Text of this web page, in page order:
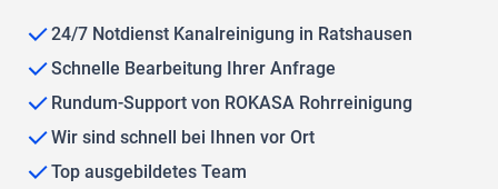
24/7 Notdienst Kanalreinigung in Ratshausen
Schnelle Bearbeitung Ihrer Anfrage
Rundum-Support von ROKASA Rohrreinigung
Wir sind schnell bei Ihnen vor Ort
Top ausgebildetes Team